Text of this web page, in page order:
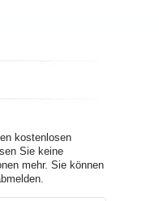
kostenlosen
Sie keine
mehr. Sie können